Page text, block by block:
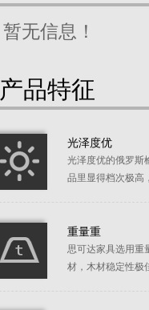
暂无信息！
产品特征
光泽度优
光泽度优的俄罗斯
品里显得档次极高
重量重
思可达家具选用重
材，木材稳定性极